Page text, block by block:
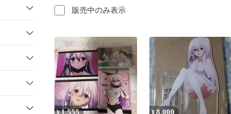
販売中のみ表示
¥1,555 ¥8,000